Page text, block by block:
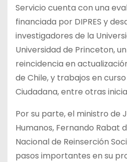
Servicio cuenta con una
financiada por DIPRES y
investigadores de la
Universidad de Princeton,
reincidencia en
de Chile, y trabajos en
Ciudadana, entre otras
Por su parte, el ministro de
Humanos, Fernando Rabat
Nacional de Reinserción
pasos importantes en su